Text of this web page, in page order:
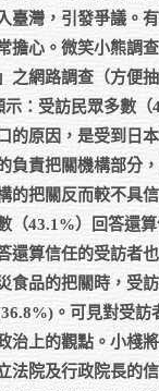
臺灣，引發爭議。
擔心。微笑小熊調
之網路調查（方便
示：受訪民眾多數
的原因，是受到日
負責把關機構部分
的把關反而較不具
（43.1%）回答還
還算信任的受訪者
食品的把關時，受
。可見對受訪
治上的觀點。小棧
法院及行政院長的